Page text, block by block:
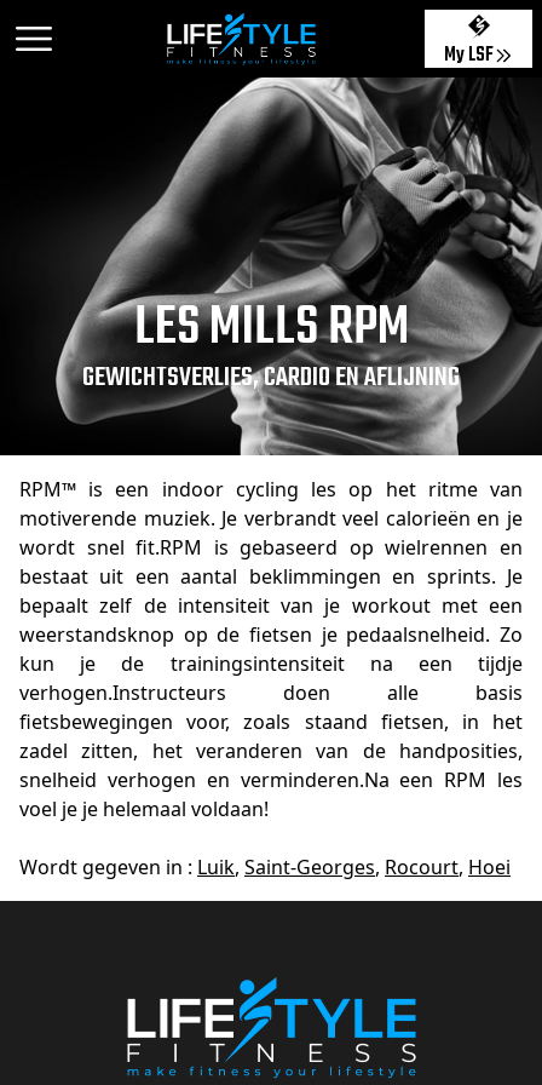
My LSF
LES MILLS RPM
GEWICHTSVERLIES, CARDIO EN AFLIJNING
RPM™ is een indoor cycling les op het ritme van
motiverende muziek. Je verbrandt veel calorieën en je
wordt snel fit.RPM is gebaseerd op wielrennen en
bestaat uit een aantal beklimmingen en sprints. Je
bepaalt zelf de intensiteit van je workout met een
weerstandsknop op de fietsen je pedaalsnelheid. Zo
kun je de trainingsintensiteit na een tijdje
verhogen.Instructeurs doen alle basis
fietsbewegingen voor, zoals staand fietsen, in het
zadel zitten, het veranderen van de handposities,
snelheid verhogen en verminderen.Na een RPM les
voel je je helemaal voldaan!
Wordt gegeven in : Luik, Saint-Georges, Rocourt, Hoei